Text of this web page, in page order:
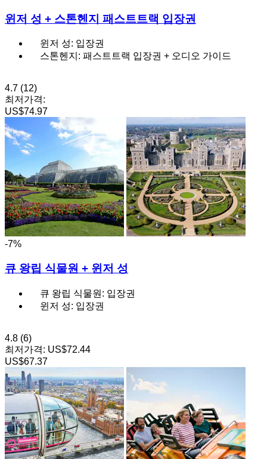
윈저 성 + 스톤헨지 패스트트랙 입장권
윈저 성: 입장권
스톤헨지: 패스트트랙 입장권 + 오디오 가이드
4.7 (12)
최저가격:
US$74.97
-7%
큐 왕립 식물원 + 윈저 성
큐 왕립 식물원: 입장권
윈저 성: 입장권
4.8 (6)
최저가격: US$72.44
US$67.37